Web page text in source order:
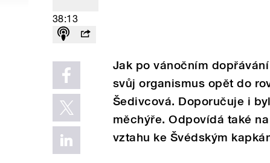
38:13
Jak po vánočním
svůj organismus opět do
Šedivcová. Doporučuje i
měchýře. Odpovídá také
vztahu ke Švédským